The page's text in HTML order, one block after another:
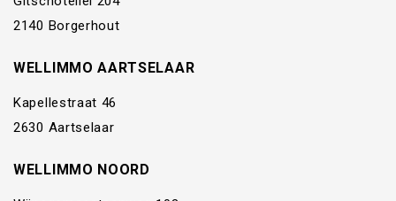
2140 Borgerhout
WELLIMMO AARTSELAAR
Kapellestraat 46
2630 Aartselaar
WELLIMMO NOORD